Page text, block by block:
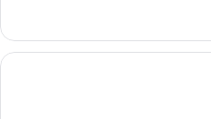
經
濟
二